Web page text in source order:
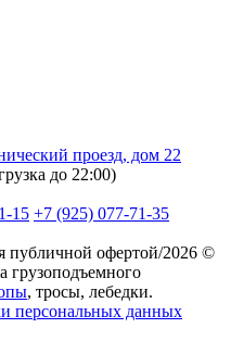
проезд, дом 22
до 22:00)
15 +7 (925) 077-71-35
публичной офертой/2026 ©
, тросы, лебедки.
персональных данных